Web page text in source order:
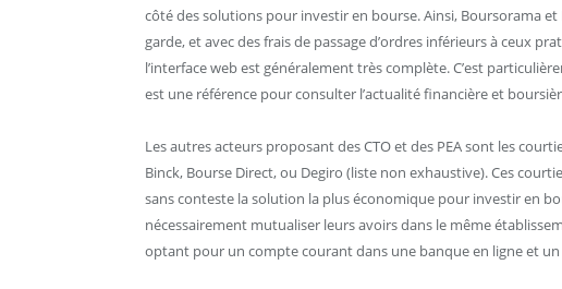
côté des solutions pour investir en bourse. Ainsi, Boursorama
garde, et avec des frais de passage d’ordres inférieurs à ceux
l’interface web est généralement très complète. C’est
est une référence pour consulter l’actualité financière et
Les autres acteurs proposant des CTO et des PEA sont les
Binck, Bourse Direct, ou Degiro (liste non exhaustive). Ces
sans conteste la solution la plus économique pour investir en
nécessairement mutualiser leurs avoirs dans le même
optant pour un compte courant dans une banque en ligne et un